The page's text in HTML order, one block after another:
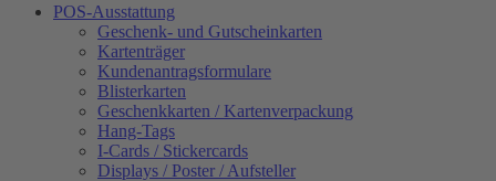
POS-Ausstattung
Geschenk- und Gutscheinkarten
Kartenträger
Kundenantragsformulare
Blisterkarten
Geschenkkarten / Kartenverpackung
Hang-Tags
I-Cards / Stickercards
Displays / Poster / Aufsteller